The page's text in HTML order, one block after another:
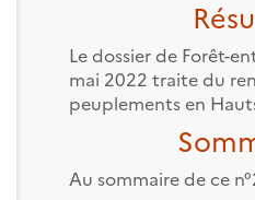
Le dossier de Forêt-
mai 2022 traite du
peuplements en
Au sommaire de ce